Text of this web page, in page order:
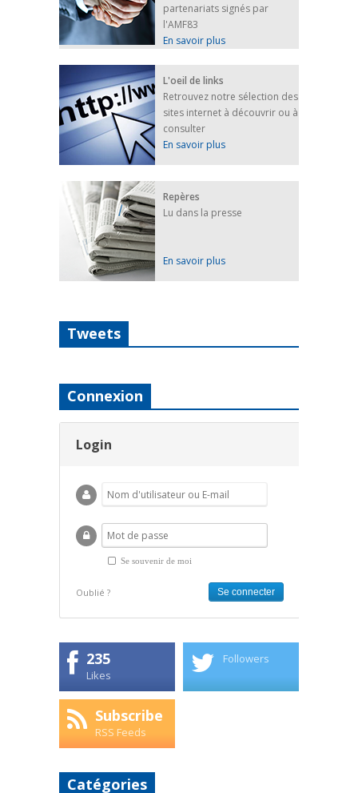
partenariats signés par
l'AMF83
En savoir plus
L'oeil de links
Retrouvez notre sélection des
sites internet à découvrir ou à
consulter
En savoir plus
Repères
Lu dans la presse
En savoir plus
Tweets
Connexion
Login
Se souvenir de moi
Oublié ?
235
Likes
Followers
Subscribe
RSS Feeds
Catégories